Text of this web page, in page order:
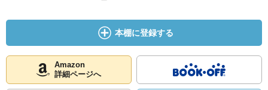
本棚に登録する
Amazon
詳細ページへ